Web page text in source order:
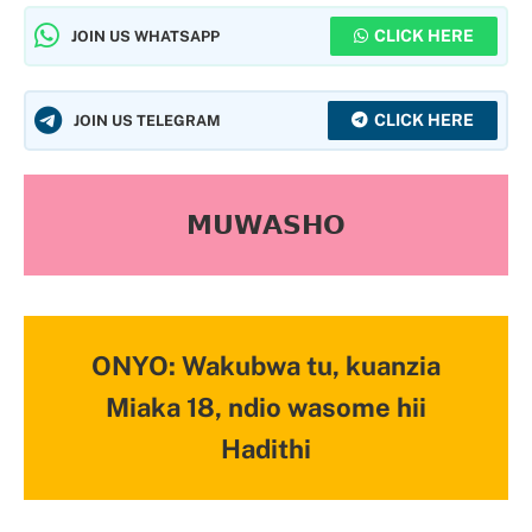
JOIN US WHATSAPP CLICK HERE
JOIN US TELEGRAM CLICK HERE
𝗠𝗨𝗪𝗔𝗦𝗛𝗢
ONYO: Wakubwa tu, kuanzia
Miaka 18, ndio wasome hii
Hadithi